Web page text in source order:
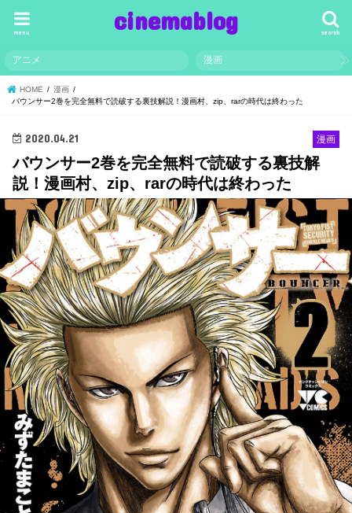
cinemablog search
menu
アニメ 漫画
HOME
漫画
バウンサー2巻を完全無料で読破する裏技解説！漫画村、zip、rarの時代は終わった
漫画
2020.04.21
バウンサー2巻を完全無料で読破する裏技解
説！漫画村、zip、rarの時代は終わった